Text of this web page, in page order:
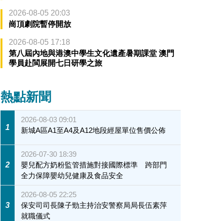
2026-08-05 20:03
崗頂劇院暫停開放
2026-08-05 17:18
第八屆內地與港澳中學生文化遺產暑期課堂 澳門
學員赴閩展開七日研學之旅
熱點新聞
1
2026-08-03 09:01
新城A區A1至A4及A12地段經屋單位售價公佈
2
2026-07-30 18:39
嬰兒配方奶粉監管措施對接國際標準 跨部門
全力保障嬰幼兒健康及食品安全
3
2026-08-05 22:25
保安司司長陳子勁主持治安警察局局長伍素萍
就職儀式